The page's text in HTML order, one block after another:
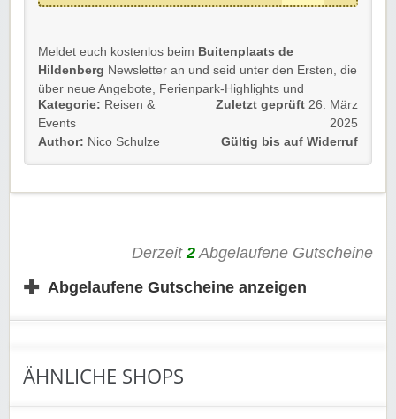
Meldet euch kostenlos beim Buitenplaats de
Hildenberg Newsletter an und seid unter den Ersten, die
über neue Angebote, Ferienpark-Highlights und
besondere Aktionen informiert werden.
Verpasst keine Schnäppchen, Reise-Deals und
Gültig für Neu- und Bestandskunden bis auf Widerruf.
Schnäppchen entgehen zu lassen.
Kategorie: Reisen &
Events
Author: Nico Schulze
Zuletzt geprüft 26. März
2025
Gültig bis auf Widerruf
Derzeit 2 Abgelaufene Gutscheine
✚ Abgelaufene Gutscheine anzeigen
ÄHNLICHE SHOPS